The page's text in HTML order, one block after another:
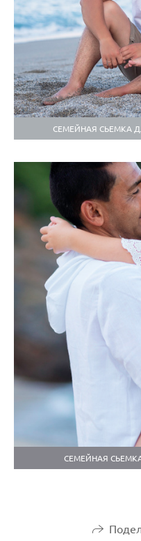
СЕМЕЙНАЯ СЬЕМКА
СЕМЕЙНАЯ